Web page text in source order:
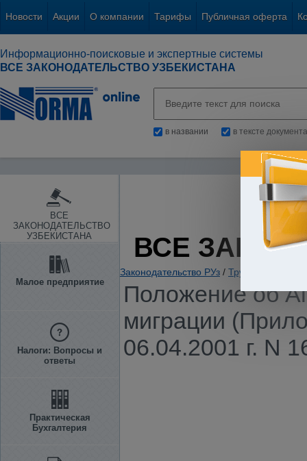
Новости Акции О компании Тарифы Публичная оферта
Информационно-поисковые и экспертные системы
ВСЕ ЗАКОНОДАТЕЛЬСТВО УЗБЕКИСТАНА
в названии в тексте документа
ВСЕ
ЗАКОНОДАТЕЛЬСТВО
УЗБЕКИСТАНА
Малое предприятие
Налоги: Вопросы и
ответы
Практическая
Бухгалтерия
ВСЕ
Законодательство РУз / Труд и
Положение об
миграции
06.04.2001 г. N